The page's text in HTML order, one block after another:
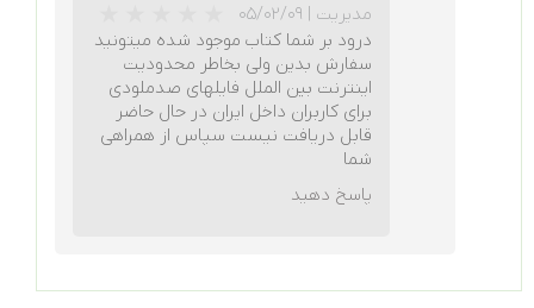
مدیریت | ۰۵/۰۲/۰۹
درود بر شما کتاب موجود شده میتونید
سفارش بدین ولی بخاطر محدودیت
اینترنت بین الملل فایلهای صدملودی
برای کاربران داخل ایران در حال حاضر
قابل دریافت نیست سپاس از همراهی
شما
پاسخ دهید